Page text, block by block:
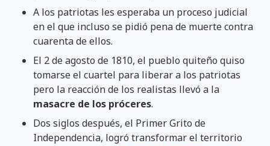
A los patriotas les esperaba un proceso judicial
en el que incluso se pidió pena de muerte contra
cuarenta de ellos.
El 2 de agosto de 1810, el pueblo quiteño quiso
tomarse el cuartel para liberar a los patriotas
pero la reacción de los realistas llevó a la
masacre de los próceres.
Dos siglos después, el Primer Grito de
Independencia, logró transformar el territorio